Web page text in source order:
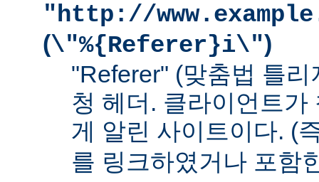
"http://
(\"%{Referer}i\")
"Referer" (맞춤법 틀
청 헤더. 클라이언트가
게 알린 사이트이다. (
를 링크하였거나 포함